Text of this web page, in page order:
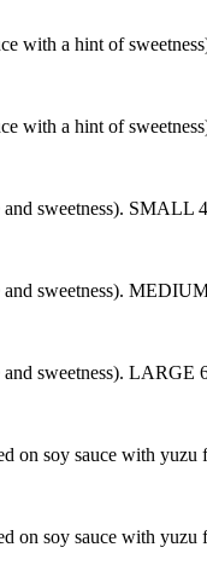
with a hint of
with a hint of
sweetness). SMALL
sweetness).
sweetness). LARGE
on soy sauce with
on soy sauce with